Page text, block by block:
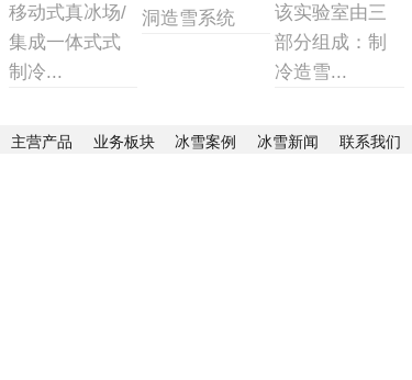
移动式真冰场/
集成一体式式
制冷...
洞造雪系统
该实验室由三
部分组成：制
冷造雪...
主营产品 业务板块 冰雪案例 冰雪新闻
联系我们